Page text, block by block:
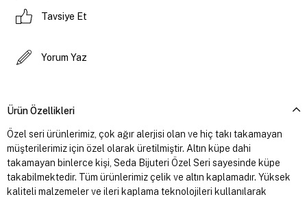
Tavsiye Et
Yorum Yaz
Ürün Özellikleri
Özel seri ürünlerimiz, çok ağır alerjisi olan ve hiç takı takamayan
müşterilerimiz için özel olarak üretilmiştir. Altın küpe dahi
takamayan binlerce kişi, Seda Bijuteri Özel Seri sayesinde küpe
takabilmektedir. Tüm ürünlerimiz çelik ve altın kaplamadır. Yüksek
kaliteli malzemeler ve ileri kaplama teknolojileri kullanılarak